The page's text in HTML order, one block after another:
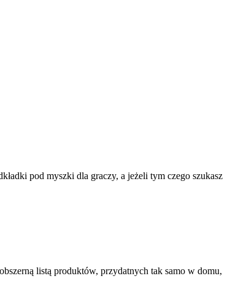
pod myszki dla graczy, a jeżeli tym czego szukasz
listą produktów, przydatnych tak samo w domu,